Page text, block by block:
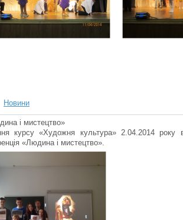
Новини
і мистецтво»
курсу «Художня культура» 2.04.2014 року
«Людина і мистецтво».